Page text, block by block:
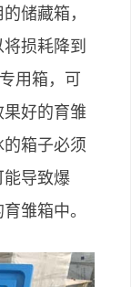
储藏箱，
损耗降到
用箱，可
好的育雏
箱子必须
能导致爆
雏箱中。